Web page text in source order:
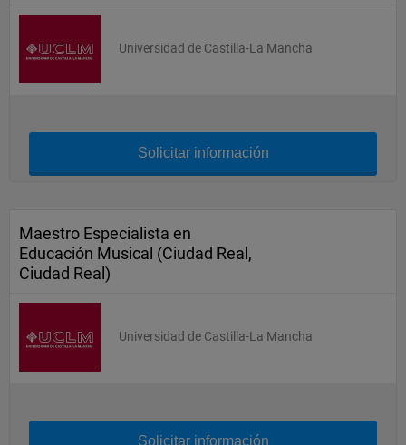
Universidad de Castilla-La Mancha
Solicitar información
Maestro Especialista en
Educación Musical (Ciudad Real,
Ciudad Real)
Universidad de Castilla-La Mancha
Solicitar información